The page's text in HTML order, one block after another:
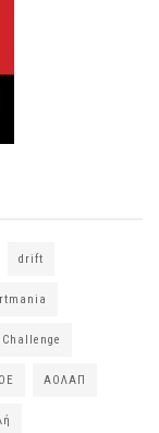
drift
ΑΟΛΑΠ